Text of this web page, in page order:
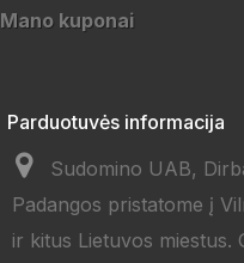
Mano kuponai
Parduotuvės informacija
Sudomino UAB,
Padangos pristatome į
ir kitus Lietuvos miestus.